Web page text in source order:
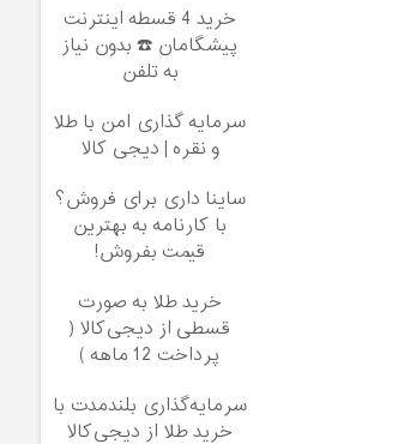
خرید 4 قسطه اینترنت
پیشگامان ☎️ بدون نیاز
به تلفن
سرمایه گذاری امن با طلا
و نقره | دیجی کالا
ساینا داری برای فروش؟
با کارنامه به بهترین
قیمت بفروش!
خرید طلا به صورت
قسطی از دیجی‌کالا (
پرداخت 12 ماهه )
سرمایه‌گذاری بلندمدت با
خرید طلا از دیجی‌کالا